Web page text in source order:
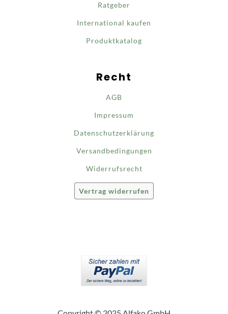
Ratgeber
International kaufen
Produktkatalog
Recht
AGB
Impressum
Datenschutzerklärung
Versandbedingungen
Widerrufsrecht
Vertrag widerrufen